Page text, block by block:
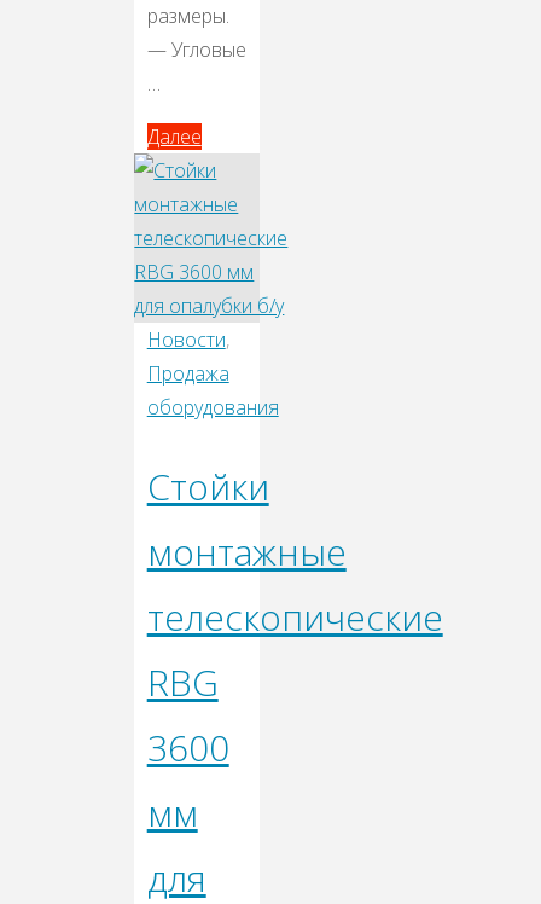
размеры.
— Угловые
…
ДалееДалее
Новости,
Продажа
оборудования
Стойки
монтажные
телескопические
RBG
3600
мм
для